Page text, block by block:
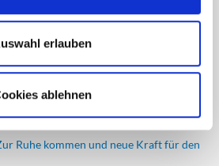
erlauben
ablehnen
Ferienparks im Nachbarland,
und jedes Budget etwas dabei.
mehr
Ruhe kommen und neue Kraft für den